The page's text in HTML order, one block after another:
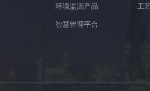
环境监测产品
智慧管理平台
工